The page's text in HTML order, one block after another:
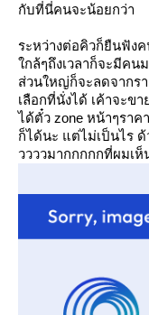
กับที่นี่คนจะน้อยกว่า
ระหว่างต่อคิวก็ยืนฟังค
กล้ๆถึงเวลาก็จะมีคน
ส่วนใหญ่ก็จะลดจากร
เลือกที่นั่งได้ เค้าจะข
ได้ตั๋ว zone หน้าๆราค
ก็ได้นะ แต่ไม่เป็นไร
ววววมากกกกกที่ผมเ